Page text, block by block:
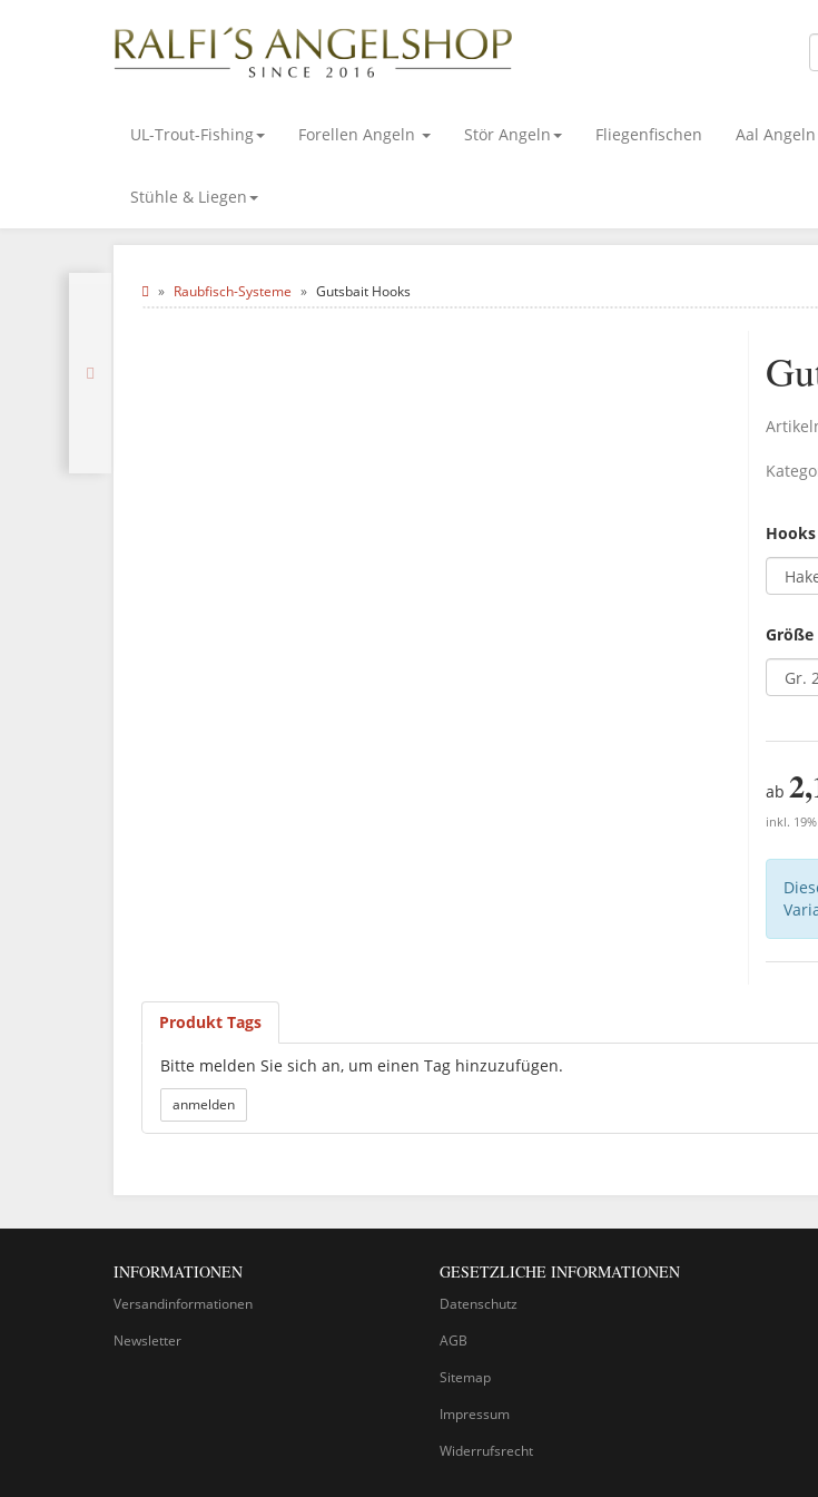
UL-Trout-Fishing Forellen Angeln Stör Angeln Fliegenfischen Aal Angeln
Stühle & Liegen
Raubfisch-Systeme Gutsbait Hooks
Hooks
Größe
ab
inkl.
Produkt Tags
Bitte melden Sie sich an, um einen Tag hinzuzufügen.
INFORMATIONEN
Versandinformationen
Newsletter
GESETZLICHE INFORMATIONEN
Datenschutz
AGB
Sitemap
Impressum
Widerrufsrecht